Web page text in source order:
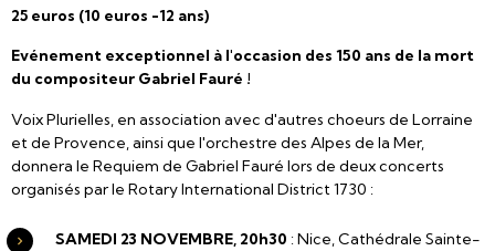
25 euros (10 euros -12 ans)
Evénement exceptionnel à l'occasion des 150 ans de la mort
du compositeur Gabriel Fauré !
Voix Plurielles, en association avec d'autres choeurs de Lorraine
et de Provence, ainsi que l'orchestre des Alpes de la Mer,
donnera le Requiem de Gabriel Fauré lors de deux concerts
organisés par le Rotary International District 1730 :
SAMEDI 23 NOVEMBRE, 20h30 : Nice, Cathédrale Sainte-